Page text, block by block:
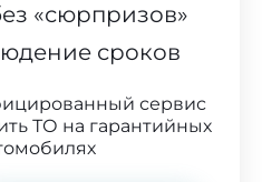
«сюрпризов»
сроков
сервис
ТО на гарантийных